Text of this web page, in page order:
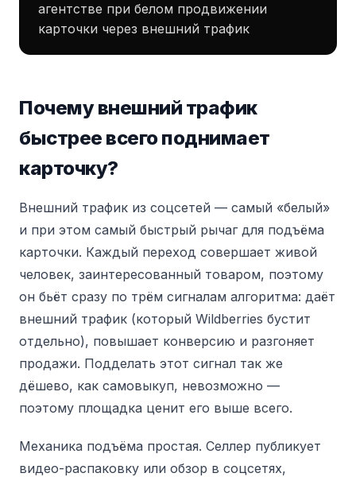
агентстве при белом продвижении
карточки через внешний трафик
Почему внешний трафик
быстрее всего поднимает
карточку?
Внешний трафик из соцсетей — самый «белый»
и при этом самый быстрый рычаг для подъёма
карточки. Каждый переход совершает живой
человек, заинтересованный товаром, поэтому
он бьёт сразу по трём сигналам алгоритма: даёт
внешний трафик (который Wildberries бустит
отдельно), повышает конверсию и разгоняет
продажи. Подделать этот сигнал так же
дёшево, как самовыкуп, невозможно —
поэтому площадка ценит его выше всего.
Механика подъёма простая. Селлер публикует
видео-распаковку или обзор в соцсетях,